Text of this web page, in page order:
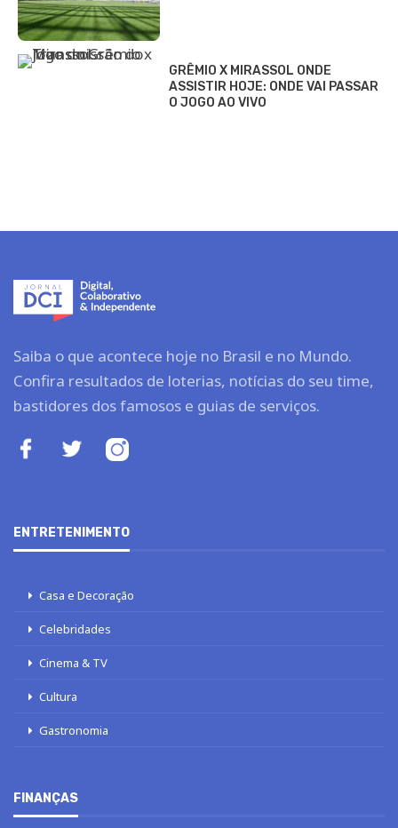
GRÊMIO X MIRASSOL ONDE
ASSISTIR HOJE: ONDE VAI PASSAR
O JOGO AO VIVO
Saiba o que acontece hoje no Brasil e no Mundo.
Confira resultados de loterias, notícias do seu time,
bastidores dos famosos e guias de serviços.
ENTRETENIMENTO
Casa e Decoração
Celebridades
Cinema & TV
Cultura
Gastronomia
FINANÇAS